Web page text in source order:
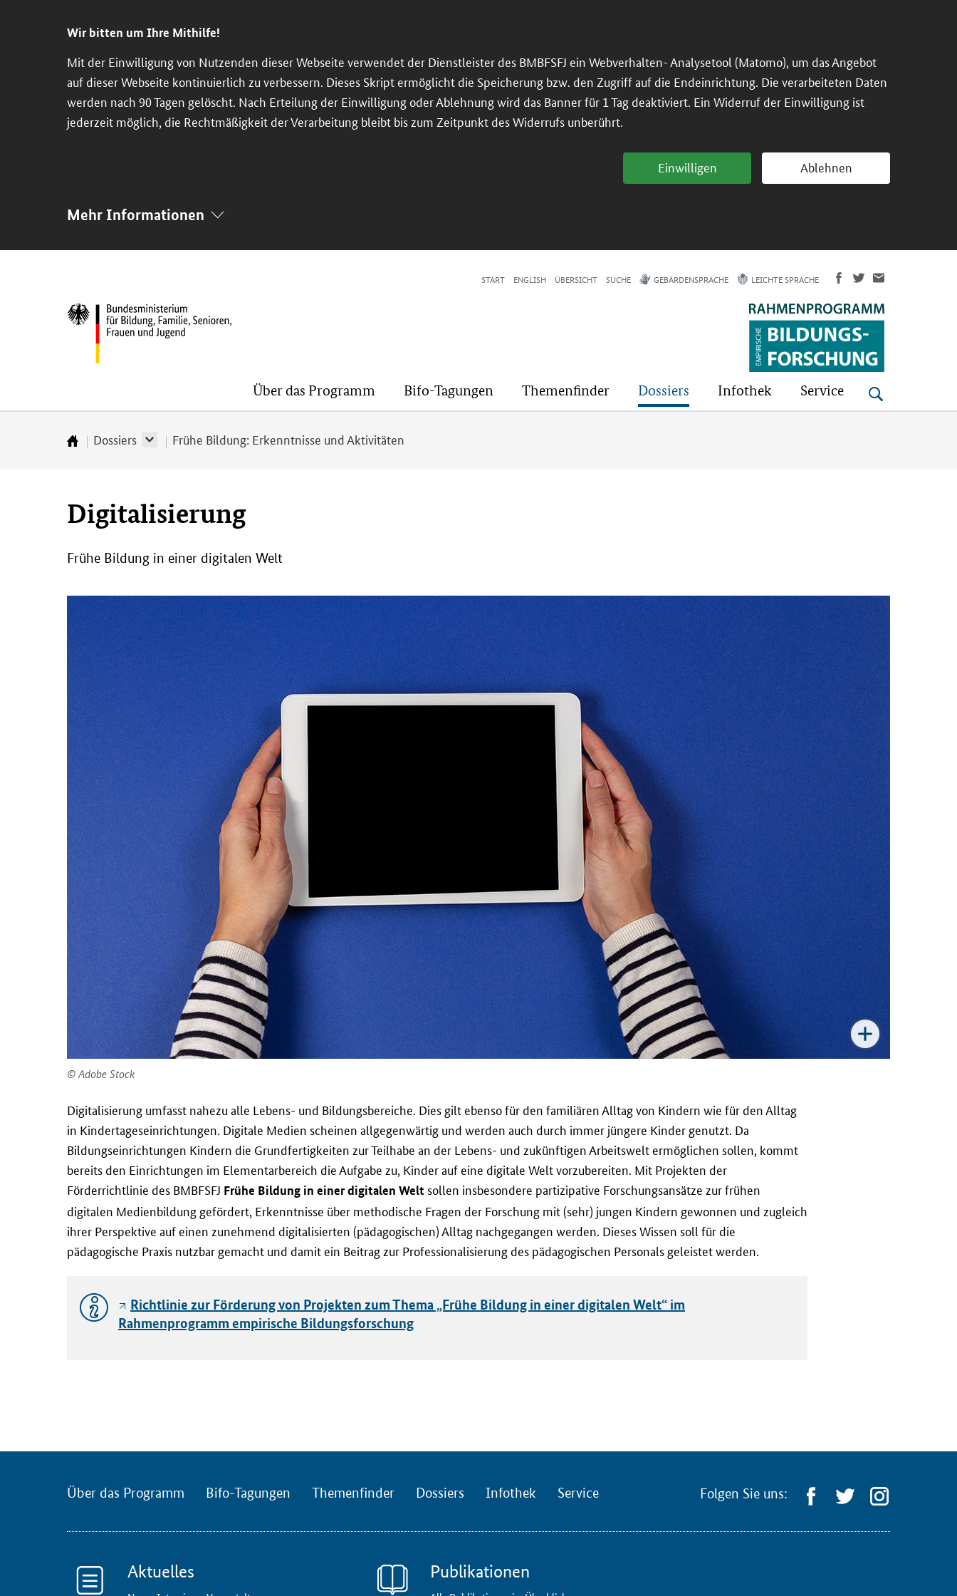
Wir bitten um Ihre Mithilfe!
Mit der Einwilligung von Nutzenden dieser Webseite verwendet der Dienstleister des BMBFSFJ ein Webverhalten- Analysetool (Matomo), um das Angebot
auf dieser Webseite kontinuierlich zu verbessern. Dieses Skript ermöglicht die Speicherung bzw. den Zugriff auf die Endeinrichtung. Die verarbeiteten Daten
werden nach 90 Tagen gelöscht. Nach Erteilung der Einwilligung oder Ablehnung wird das Banner für 1 Tag deaktiviert. Ein Widerruf der Einwilligung ist
jederzeit möglich, die Rechtmäßigkeit der Verarbeitung bleibt bis zum Zeitpunkt des Widerrufs unberührt.
Einwilligen Ablehnen
Mehr Informationen
(Eingabetaste)
(Eingabetaste)
(Eingabetaste)
Bildung,
Familie,
Senioren,
Jugend
Empirische
Bildungsforschung
Über das Programm Bifo-Tagungen Themenfinder Dossiers Infothek Service
START ENGLISH ÜBERSICHT SUCHE GEBÄRDENSPRACHE LEICHTE SPRACHE
StartseiteDossiers Frühe Bildung: Erkenntnisse und Aktivitäten
Digitalisierung
Frühe Bildung in einer digitalen Welt
Adobe Stock
Digitalisierung umfasst nahezu alle Lebens- und Bildungsbereiche. Dies gilt ebenso für den familiären Alltag von Kindern wie für den Alltag
in Kindertageseinrichtungen. Digitale Medien scheinen allgegenwärtig und werden auch durch immer jüngere Kinder genutzt. Da
Bildungseinrichtungen Kindern die Grundfertigkeiten zur Teilhabe an der Lebens- und zukünftigen Arbeitswelt ermöglichen sollen, kommt
bereits den Einrichtungen im Elementarbereich die Aufgabe zu, Kinder auf eine digitale Welt vorzubereiten. Mit Projekten der
Förderrichtlinie des BMBFSFJ Frühe Bildung in einer digitalen Welt sollen insbesondere partizipative Forschungsansätze zur frühen
digitalen Medienbildung gefördert, Erkenntnisse über methodische Fragen der Forschung mit (sehr) jungen Kindern gewonnen und zugleich
ihrer Perspektive auf einen zunehmend digitalisierten (pädagogischen) Alltag nachgegangen werden. Dieses Wissen soll für die
pädagogische Praxis nutzbar gemacht und damit ein Beitrag zur Professionalisierung des pädagogischen Personals geleistet werden.
Richtlinie zur Förderung von Projekten zum Thema „Frühe Bildung in einer digitalen Welt“ im
Rahmenprogramm empirische Bildungsforschung
Über das Programm Bifo-Tagungen Themenfinder Dossiers Infothek Service Folgen Sie uns:
Aktuelles Publikationen